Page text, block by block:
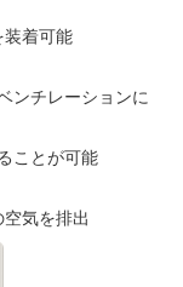
着可能
ンチレーションに
ことが可能
気を排出